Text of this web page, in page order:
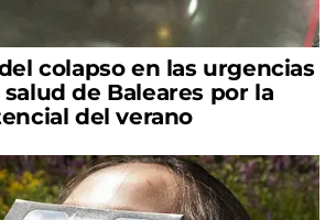
colapso en las urgencias
de Baleares por la
del verano